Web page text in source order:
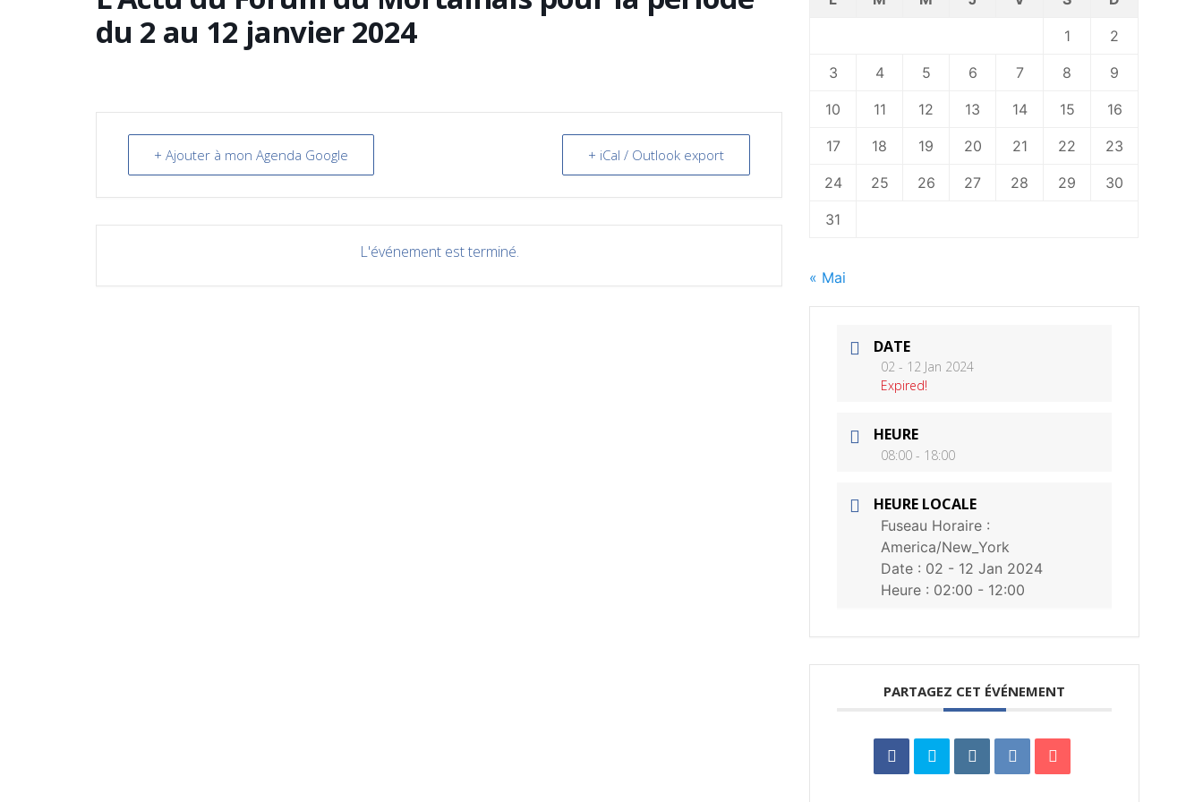
du 2 au 12 janvier 2024
+ Ajouter à mon Agenda Google + iCal / Outlook export
L'événement est terminé.
1 2
3 4 5 6 7 8 9
10 11 12 13 14 15 16
17 18 19 20 21 22 23
24 25 26 27 28 29 30
31
« Mai
DATE
02 - 12 Jan 2024
Expired!
HEURE
08:00 - 18:00
HEURE LOCALE
Fuseau Horaire :
America/New_York
Date : 02 - 12 Jan 2024
Heure : 02:00 - 12:00
PARTAGEZ CET ÉVÉNEMENT